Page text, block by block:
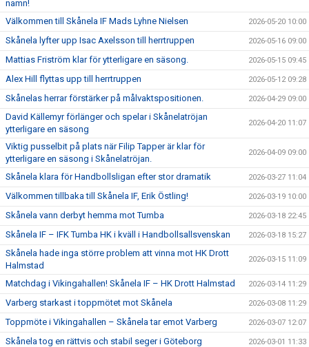
namn!
Välkommen till Skånela IF Mads Lyhne Nielsen 2026-05-20 10:00
Skånela lyfter upp Isac Axelsson till herrtruppen 2026-05-16 09:00
Mattias Friström klar för ytterligare en säsong. 2026-05-15 09:45
Alex Hill flyttas upp till herrtruppen 2026-05-12 09:28
Skånelas herrar förstärker på målvaktspositionen. 2026-04-29 09:00
David Källemyr förlänger och spelar i Skånelatröjan
ytterligare en säsong
2026-04-20 11:07
Viktig pusselbit på plats när Filip Tapper är klar för
ytterligare en säsong i Skånelatröjan.
2026-04-09 09:00
Skånela klara för Handbollsligan efter stor dramatik 2026-03-27 11:04
Välkommen tillbaka till Skånela IF, Erik Östling! 2026-03-19 10:00
Skånela vann derbyt hemma mot Tumba 2026-03-18 22:45
Skånela IF – IFK Tumba HK i kväll i Handbollsallsvenskan 2026-03-18 15:27
Skånela hade inga större problem att vinna mot HK Drott
Halmstad
2026-03-15 11:09
Matchdag i Vikingahallen! Skånela IF – HK Drott Halmstad 2026-03-14 11:29
Varberg starkast i toppmötet mot Skånela 2026-03-08 11:29
Toppmöte i Vikingahallen – Skånela tar emot Varberg 2026-03-07 12:07
Skånela tog en rättvis och stabil seger i Göteborg 2026-03-01 11:33